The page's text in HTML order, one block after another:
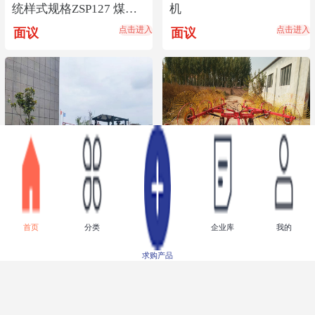
统样式规格ZSP127 煤矿
图像监视系统销售
面议 点击进入
机
面议 点击进入
井下30装载机操作方式装
载机技术参数井下装载机
点击进入
优质圆盘搂草机 圆盘搂
草机技术参数 圆盘搂草
面议
首页 分类
求购产品
企业库 我的